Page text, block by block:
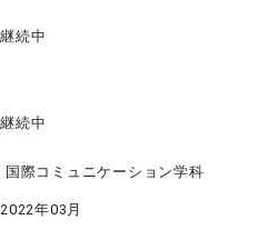
続中
続中
国際コミュニケーション学科
年03月